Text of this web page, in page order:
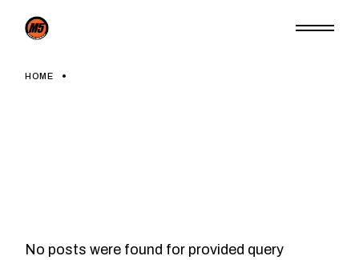
HOME
No posts were found for provided query